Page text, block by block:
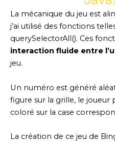
La mécanique du jeu est
j’ai utilisé des fonctions
querySelectorAll(). Ces
interaction fluide entre
jeu.
Un numéro est généré
figure sur la grille, le
coloré sur la case
La création de ce jeu de